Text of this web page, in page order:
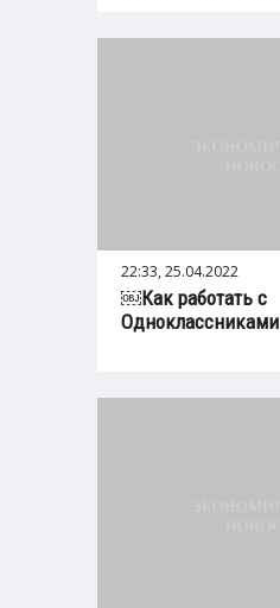
22:33, 25.04.2022
￼Как работать с
Одноклассниками